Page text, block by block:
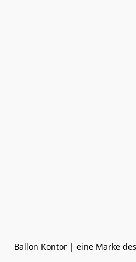
Ballon Kontor | eine Marke